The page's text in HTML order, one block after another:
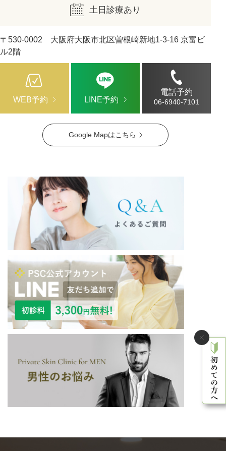
Google Mapはこちら
土日診療あり
〒530-0002 大阪府大阪市北区曽根崎新地1-3-16 京富ビ
ル2階
WEB予約 LINE予約
電話予約
06-6940-7101